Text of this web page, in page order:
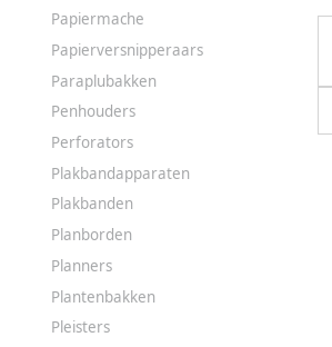
Papiermache
Papierversnipperaars
Paraplubakken
Penhouders
Perforators
Plakbandapparaten
Plakbanden
Planborden
Planners
Plantenbakken
Pleisters